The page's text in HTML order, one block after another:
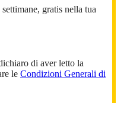
gratis nella tua
di aver letto la
le Condizioni Generali di